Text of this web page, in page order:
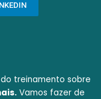
treinamento sobre
Vamos fazer de